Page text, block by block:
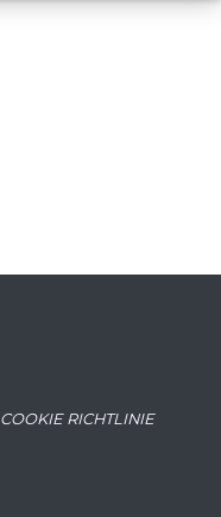
COOKIE RICHTLINIE